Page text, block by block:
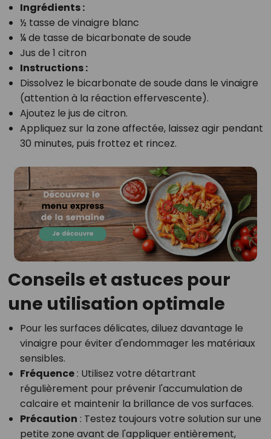
Ingrédients:
½ tasse de vinaigre blanc
¼ de tasse de bicarbonate de soude
Jus de 1 citron
Instructions:
Dissolvez le bicarbonate de soude dans le vinaigre
(attention à la réaction effervescente).
Ajoutez le jus de citron.
Appliquez sur la zone affectée, laissez agir pendant
30 minutes, puis frottez et rincez.
Conseils et astuces pour
une utilisation optimale
Pour les surfaces délicates, diluez davantage le
vinaigre pour éviter d'endommager les matériaux
sensibles.
Fréquence: Utilisez votre détartrant
régulièrement pour prévenir l'accumulation de
calcaire et maintenir la brillance de vos surfaces.
Précaution : Testez toujours votre solution sur une
petite zone avant de l'appliquer entièrement,